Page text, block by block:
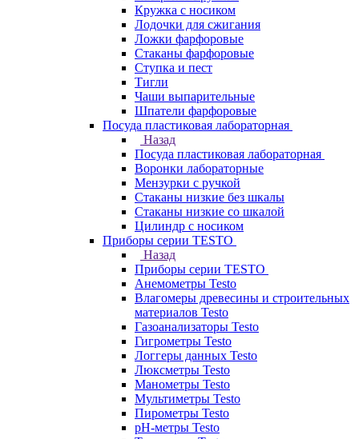
Кружка с носиком
Лодочки для сжигания
Ложки фарфоровые
Стаканы фарфоровые
Ступка и пест
Тигли
Чаши выпарительные
Шпатели фарфоровые
Посуда пластиковая лабораторная
Назад
Посуда пластиковая лабораторная
Воронки лабораторные
Мензурки с ручкой
Стаканы низкие без шкалы
Стаканы низкие со шкалой
Цилиндр с носиком
Приборы серии TESTO
Назад
Приборы серии TESTO
Анемометры Testo
Влагомеры древесины и строительных
материалов Testo
Газоанализаторы Testo
Гигрометры Testo
Логгеры данных Testo
Люксметры Testo
Манометры Testo
Мультиметры Testo
Пирометры Testo
pH-метры Testo